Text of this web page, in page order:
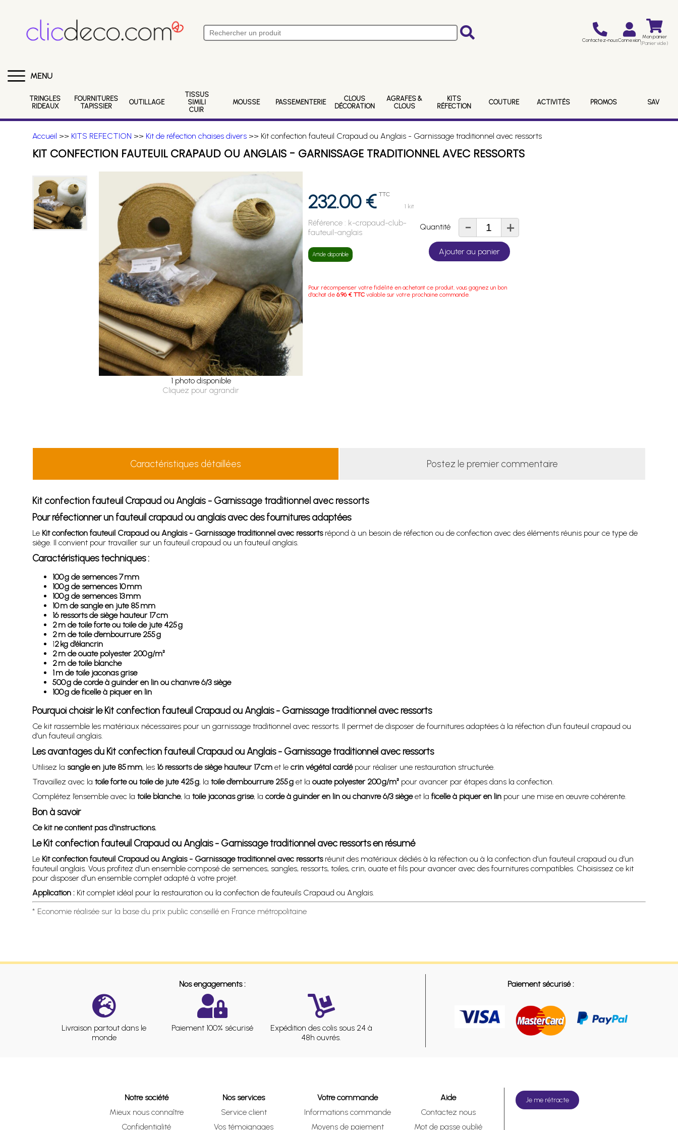
Contactez-nousConnexion Mon panier
(Panier vide)
MENU
TRINGLES
RIDEAUX
FOURNITURES
TAPISSIER
OUTILLAGE
TISSUS
SIMILI
CUIR
MOUSSE PASSEMENTERIE
CLOUS
DÉCORATION
AGRAFES &
CLOUS
KITS
RÉFECTION
COUTURE ACTIVITÉS PROMOS SAV
Accueil >> KITS REFECTION >> Kit de réfection chaises divers>> Kit confection fauteuil Crapaud ou Anglais - Garnissage traditionnel avec ressorts
KIT CONFECTION FAUTEUIL CRAPAUD OU ANGLAIS - GARNISSAGE TRADITIONNEL AVEC RESSORTS
1 photo disponible
Cliquez pour agrandir
232.00 € TTC
1 kit
Référence : k-crapaud-club-
fauteuil-anglais
Article disponible
Quantité - +
Ajouter au panier
Pour récompenser votre fidélité en achetant ce produit, vous gagnez un bon
d'achat de6.96 € TTC valable sur votre prochaine commande.
Caractéristiques détaillées Postez le premier commentaire
Kit confection fauteuil Crapaud ou Anglais - Garnissage traditionnel avec ressorts
Pour réfectionner un fauteuil crapaud ou anglais avec des fournitures adaptées
Le Kit confection fauteuil Crapaud ou Anglais - Garnissage traditionnel avec ressortsrépond à un besoin de réfection ou de confection avec des éléments réunis pour ce type de
siège. Il convient pour travailler sur un fauteuil crapaud ou un fauteuil anglais.
Caractéristiques techniques :
100 g de semences 7 mm
100 g de semences 10 mm
100 g de semences 13 mm
10 m de sangle en jute 85 mm
16 ressorts de siège hauteur 17 cm
2 m de toile forte ou toile de jute 425 g
2 m de toile d’embourrure 255 g
12 kg d’élancrin
2 m de ouate polyester 200 g/m²
2 m de toile blanche
1 m de toile jaconas grise
500 g de corde à guinder en lin ou chanvre 6/3 siège
100 g de ficelle à piquer en lin
Pourquoi choisir le Kit confection fauteuil Crapaud ou Anglais - Garnissage traditionnel avec ressorts
Ce kit rassemble les matériaux nécessaires pour un garnissage traditionnel avec ressorts. Il permet de disposer de fournitures adaptées à la réfection d’un fauteuil crapaud ou
d’un fauteuil anglais.
Les avantages du Kit confection fauteuil Crapaud ou Anglais - Garnissage traditionnel avec ressorts
Utilisez la sangle en jute 85 mm, les 16 ressorts de siège hauteur 17 cmet le crin végétal cardépour réaliser une restauration structurée.
Travaillez avec la toile forte ou toile de jute 425 g, la toile d’embourrure 255 get la ouate polyester 200 g/m²pour avancer par étapes dans la confection.
Complétez l’ensemble avec la toile blanche, la toile jaconas grise, la corde à guinder en lin ou chanvre 6/3 siègeet la ficelle à piquer en linpour une mise en œuvre cohérente.
Bon à savoir
Ce kit ne contient pas d'instructions.
Le Kit confection fauteuil Crapaud ou Anglais - Garnissage traditionnel avec ressorts en résumé
Le Kit confection fauteuil Crapaud ou Anglais - Garnissage traditionnel avec ressortsréunit des matériaux dédiés à la réfection ou à la confection d’un fauteuil crapaud ou d’un
fauteuil anglais. Vous profitez d’un ensemble composé de semences, sangles, ressorts, toiles, crin, ouate et fils pour avancer avec des fournitures compatibles. Choisissez ce kit
pour disposer d’un ensemble complet adapté à votre projet.
Application :Kit complet idéal pour la restauration ou la confection de fauteuils Crapaud ou Anglais.
* Economie réalisée sur la base du prix public conseillé en France métropolitaine
Nos engagements :
Livraison partout dans le
monde
Paiement 100% sécurisé
Expédition des colis sous 24 à
48h ouvrés.
Paiement sécurisé :
Notre société
Mieux nous connaître
Confidentialité
Nos services
Service client
Vos témoignages
Votre commande
Informations commande
Moyens de paiement
Aide
Contactez nous
Mot de passe oublié
Je me rétracte